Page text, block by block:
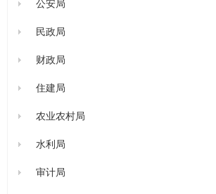
公安局
民政局
财政局
住建局
农业农村局
水利局
审计局